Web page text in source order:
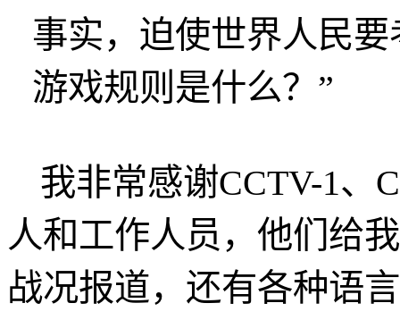
事实，迫使世界人民
游戏规则是什么？”
我非常感谢CCTV-1、
人和工作人员，他们给
战况报道，还有各种语